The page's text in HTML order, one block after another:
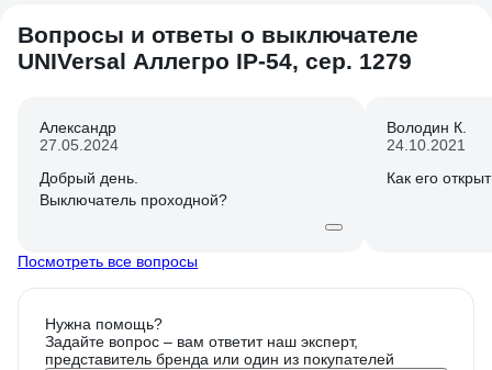
Вопросы и ответы о выключателе
UNIVersal Аллегро IP-54, сер. 1279
Александр
27.05.2024
Добрый день.
Выключатель проходной?
Володин К.
24.10.2021
Как его
Посмотреть все вопросы
Нужна помощь?
Задайте вопрос – вам ответит наш эксперт,
представитель бренда или один из покупателей